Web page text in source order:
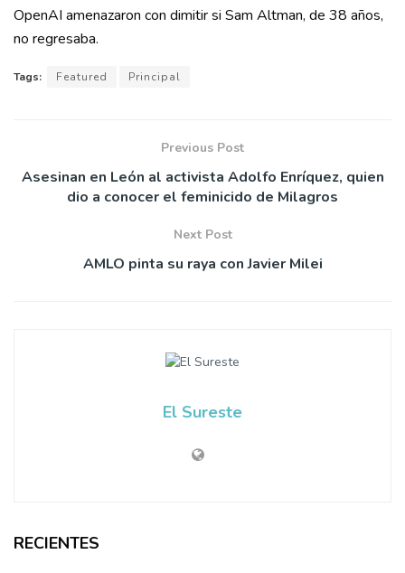
OpenAI amenazaron con dimitir si Sam Altman, de 38 años,
no regresaba.
Tags: Featured Principal
Previous Post
Asesinan en León al activista Adolfo Enríquez, quien
dio a conocer el feminicido de Milagros
Next Post
AMLO pinta su raya con Javier Milei
El Sureste
RECIENTES